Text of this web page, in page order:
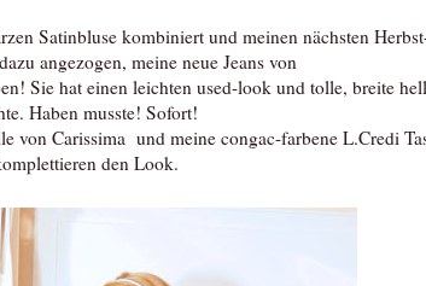
Satinbluse kombiniert und meinen nächsten
angezogen, meine neue Jeans von
Sie hat einen leichten used-look und tolle, breite
Haben musste! Sofort!
von Carissima und meine congac-farbene L.Credi
den Look.